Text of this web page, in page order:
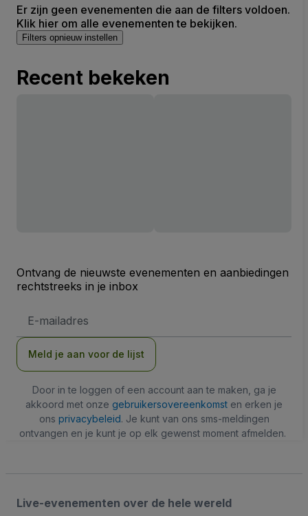
Er zijn geen evenementen die aan de filters voldoen.
Klik hier om alle evenementen te bekijken.
Filters opnieuw instellen
Recent bekeken
Ontvang de nieuwste evenementen en aanbiedingen
rechtstreeks in je inbox
mailadres
Meld je aan voor de lijst
Door in te loggen of een account aan te maken, ga je
akkoord met onze gebruikersovereenkomst en erken je
ons privacybeleid. Je kunt van ons sms-meldingen
ontvangen en je kunt je op elk gewenst moment afmelden.
Live-evenementen over de hele wereld